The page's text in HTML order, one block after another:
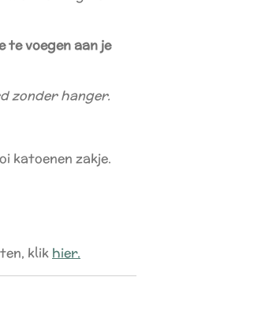
te voegen aan je
zonder hanger.
katoenen zakje.
klik hier.